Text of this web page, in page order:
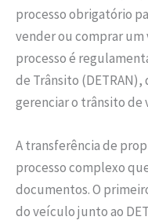
processo obrigatório
vender ou comprar um
processo é
de Trânsito
gerenciar o trânsito de
A transferência de
processo complexo
documentos. O
do veículo junto ao